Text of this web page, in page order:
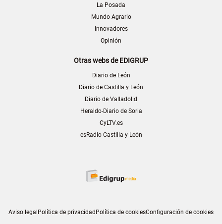
La Posada
Mundo Agrario
Innovadores
Opinión
Otras webs de EDIGRUP
Diario de León
Diario de Castilla y León
Diario de Valladolid
Heraldo-Diario de Soria
CyLTV.es
esRadio Castilla y León
Aviso legalPolítica de privacidadPolítica de cookiesConfiguración de cookies